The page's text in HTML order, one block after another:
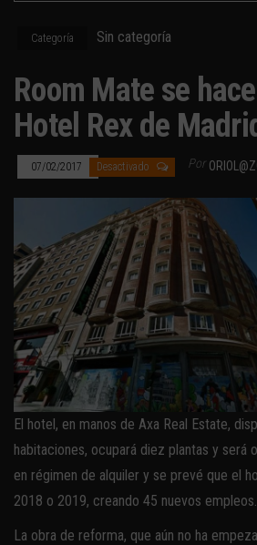
Categoría Sin categoría
Room Mate se
Hotel Rex de
07/02/2017 Desactivado Por
El hotel, en manos de Axa Real Estate,
habitaciones, ocupará diez plantas y será
en régimen de alquiler y se prevé que el
2018 o 2019, creando 45 nuevos empleos.
La obra de reforma, que aún no ha